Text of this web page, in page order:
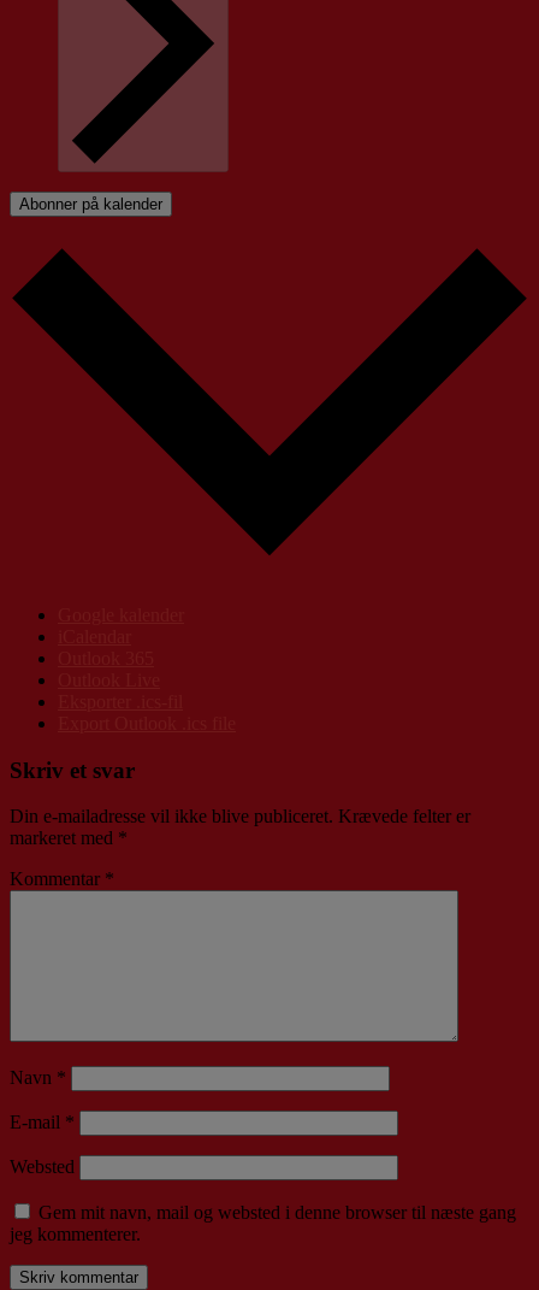
Abonner på kalender
Skriv et svar
Din e-mailadresse vil ikke blive publiceret. Krævede felter er
markeret med *
Kommentar *
Navn *
E-mail *
Websted
Gem mit navn, mail og websted i denne browser til næste gang
jeg kommenterer.